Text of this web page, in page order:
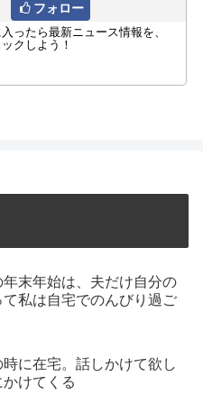
フォロー
ったら最新ニュース情報を、
クしよう！
年末年始は、夫だけ自分の
私は自宅でのんびり過ご
に在宅。話しかけて欲し
かけてくる